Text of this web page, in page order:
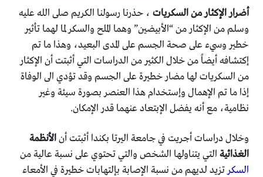
أضرار الإكثار من السكريات ، حذرنا رسولنا الكريم صلى الله عليه
وسلم من الإكثار من “الأبيضين” وهما الملح والسكر لما لهما تأثير
خطير وسيء على صحة الجسم على المدى البعيد، وهذا ما تم
إكتشافه أيضاً من خلال الكثير من الدراسات التي أثبتت أن الإكثار
من السكريات لها مضار خطيرة على الجسم وقد تؤدي الى الوفاة
إذا ما تم الإهمال وإستخدام هذا العنصر بصورة سيئة وغير
نظامية، مع أنه يفضل الإبتعاد عنهما قدر الإمكان.
وخلال دراسات أجريت في جامعة اليرتا بكندا أثبتت أنالأنظمة
الغذائية التي يتناولها الشخص والتي تحتوي على نسبة عالية من
السكر تزيد لديهم من نسبة الإصابة بإلتهابات خطيرة في الأمعاء